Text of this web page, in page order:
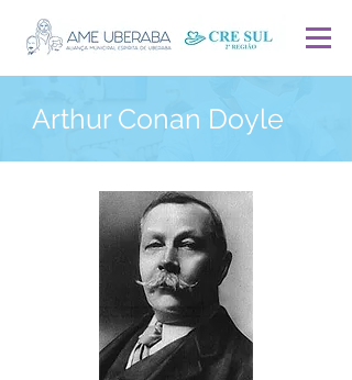
Arthur Conan Doyle